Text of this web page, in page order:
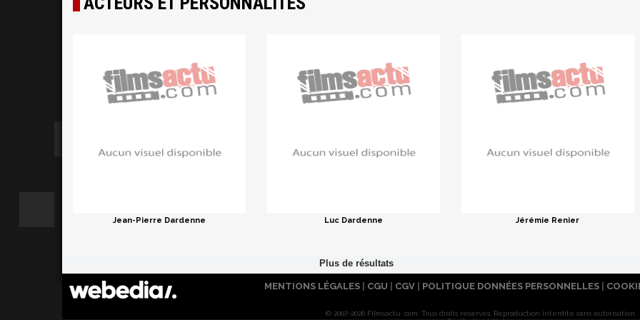
Jean-Pierre Dardenne Luc Dardenne Jérémie Renier
MENTIONS LÉGALES | CGU | CGV | POLITIQUE DONNÉES PERSONNELLES |
© 2007-2026 Filmsactu .com. Tous droits réservés. Reproduction interdite sans autorisation.